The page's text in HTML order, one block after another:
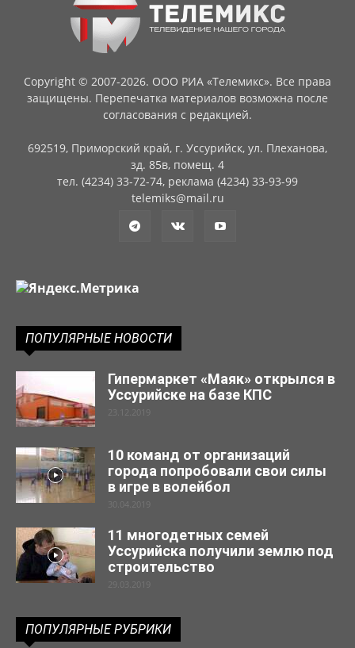
Copyright © 2007-2026. ООО РИА «Телемикс». Все права
защищены. Перепечатка материалов возможна после
согласования с редакцией.
692519, Приморский край, г. Уссурийск, ул. Плеханова,
зд. 85в, помещ. 4
тел. (4234) 33-72-74, реклама (4234) 33-93-99
telemiks@mail.ru
ПОПУЛЯРНЫЕ НОВОСТИ
Гипермаркет «Маяк» открылся в
Уссурийске на базе КПС
23.12.2019
10 команд от организаций
города попробовали свои силы
в игре в волейбол
30.04.2019
11 многодетных семей
Уссурийска получили землю под
строительство
29.03.2019
ПОПУЛЯРНЫЕ РУБРИКИ